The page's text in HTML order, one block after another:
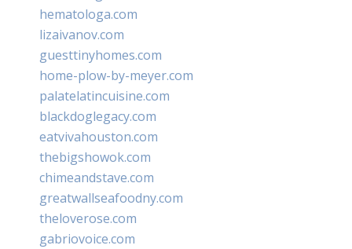
hematologa.com
lizaivanov.com
guesttinyhomes.com
home-plow-by-meyer.com
palatelatincuisine.com
blackdoglegacy.com
eatvivahouston.com
thebigshowok.com
chimeandstave.com
greatwallseafoodny.com
theloverose.com
gabriovoice.com